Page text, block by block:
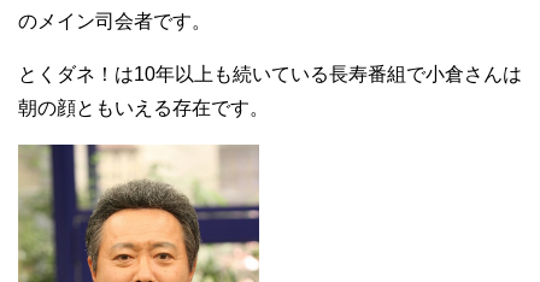
のメイン司会者です。
とくダネ！は10年以上も続いている長寿番組で小倉さんは
朝の顔ともいえる存在です。